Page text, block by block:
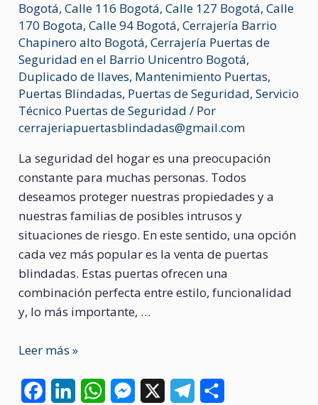
Bogotá,Calle 116 Bogotá,Calle 127 Bogotá,Calle
170 Bogota,Calle 94 Bogotá,Cerrajería Barrio
Chapinero alto Bogotá,Cerrajería Puertas de
Seguridad en el Barrio Unicentro Bogotá,
Duplicado de llaves, Mantenimiento Puertas,
Puertas Blindadas, Puertas de Seguridad,Servicio
Técnico Puertas de Seguridad / Por
cerrajeriapuertasblindadas@gmail.com
La seguridad del hogar es una preocupación
constante para muchas personas. Todos
deseamos proteger nuestras propiedades y a
nuestras familias de posibles intrusos y
situaciones de riesgo. En este sentido, una opción
cada vez más popular es la venta de puertas
blindadas. Estas puertas ofrecen una
combinación perfecta entre estilo, funcionalidad
y, lo más importante, …
Puertas
Leer más »
W
M